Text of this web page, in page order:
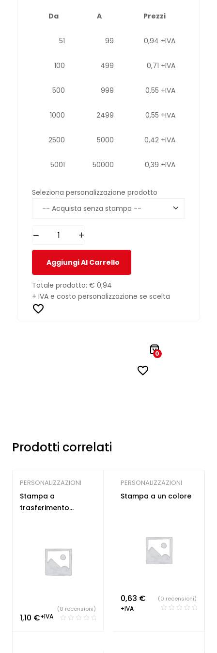
Da A Prezzi
51 99 0,94 +IVA
100 499 0,71 +IVA
500 999 0,55 +IVA
1000 2499 0,55 +IVA
2500 5000 0,42 +IVA
5001 50000 0,39 +IVA
Seleziona personalizzazione prodotto
Aggiungi Al Carrello
Totale prodotto: € 0,94
+ IVA e costo personalizzazione se scelta
0
Prodotti correlati
PERSONALIZZAZIONI
Stampa a
trasferimento
1,10 €+IVA
(0 recensioni)
PERSONALIZZAZIONI
Stampa a un colore
0,63 €
+IVA
(0 recensioni)